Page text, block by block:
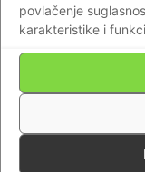
povlačenje
karakteristike i
©